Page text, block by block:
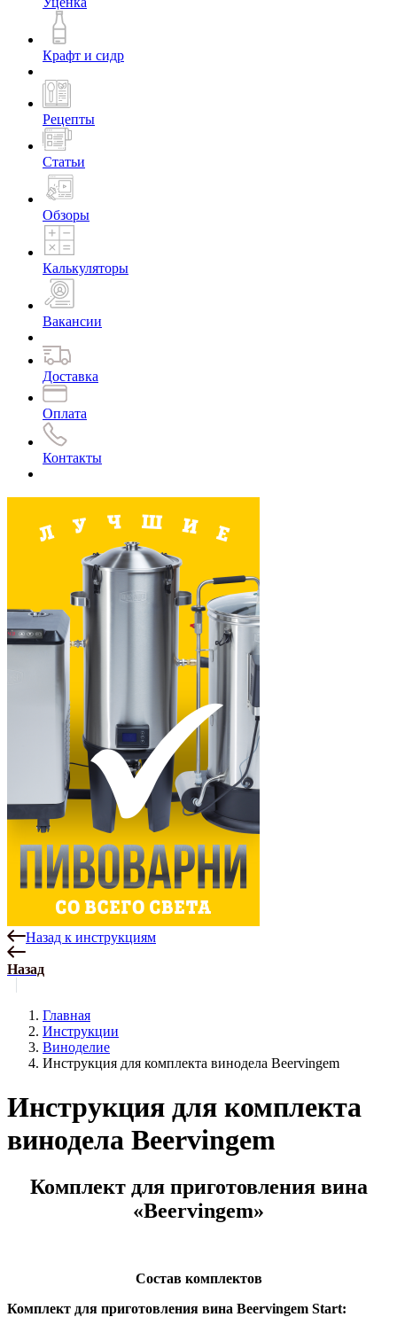
Крафт и сидр
Рецепты
Статьи
Обзоры
Калькуляторы
Вакансии
Доставка
Оплата
Контакты
Назад к инструкциям
Назад
Главная
Инструкции
Виноделие
Инструкция для комплекта винодела Beervingem
Инструкция для комплекта
винодела Beervingem
Комплект для приготовления вина
«Beervingem»
Состав комплектов
Комплект для приготовления вина Beervingem Start: